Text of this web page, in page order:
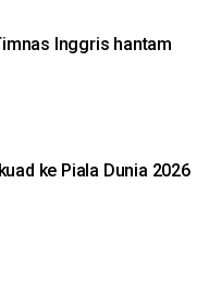
Inggris hantam
ke Piala Dunia 2026